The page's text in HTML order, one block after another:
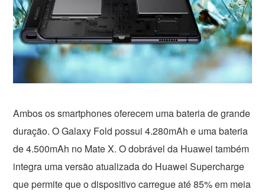
Ambos os smartphones oferecem uma bateria de grande
duração. O Galaxy Fold possui 4.280mAh e uma bateria
de 4.500mAh no Mate X. O dobrável da Huawei também
integra uma versão atualizada do Huawei Supercharge
que permite que o dispositivo carregue até 85% em meia